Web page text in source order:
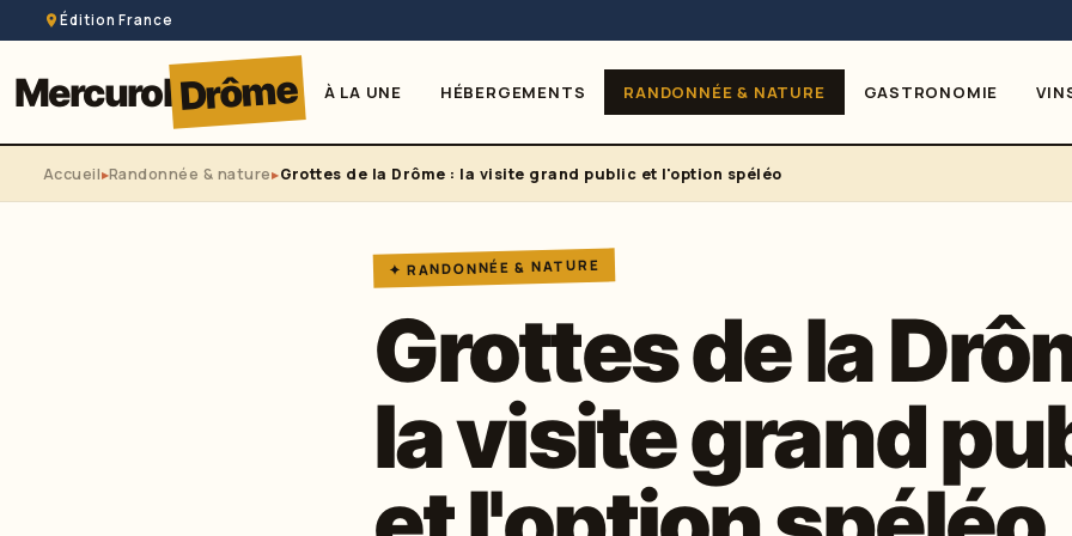
Édition France
MercurolDrôme À LA UNE HÉBERGEMENTS RANDONNÉE & NATURE GASTRONOMIE
Accueil Randonnée & nature Grottes de la Drôme : la visite grand public et l'option spéléo
✦ RANDONNÉE & NATURE
Grottes de la
la visite grand